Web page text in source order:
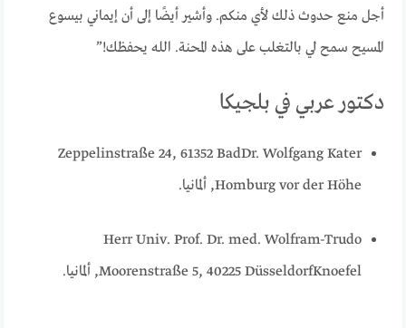
أجل منع حدوث ذلك لأي منكم. وأشير أيضًا إلى أن إيماني بيسوع
المسيح سمح لي بالتغلب على هذه المحنة. الله يحفظك!”
دكتور عربي في بلجيكا
Dr. Wolfgang Kater
Zeppelinstraße 24, 61352 Bad
Homburg vor der Höhe, ألمانيا.
Herr Univ. Prof. Dr. med. Wolfram-Trudo
KnoefelMoorenstraße 5, 40225 Düsseldorf, ألمانيا.